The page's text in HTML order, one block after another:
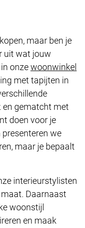
maar ben je
uit wat jouw
onzewoonwinkel
met tapijten in
en gematcht met
doen voor je
we
maar je bepaalt
interieurstylisten
Daarnaast
woonstijl
en maak